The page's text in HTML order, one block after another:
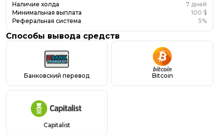
Наличие холда
7 дней
Минимальная выплата
100 $
Реферальная система
5%
Способы вывода средств
Банковский перевод Bitcoin
Capitalist